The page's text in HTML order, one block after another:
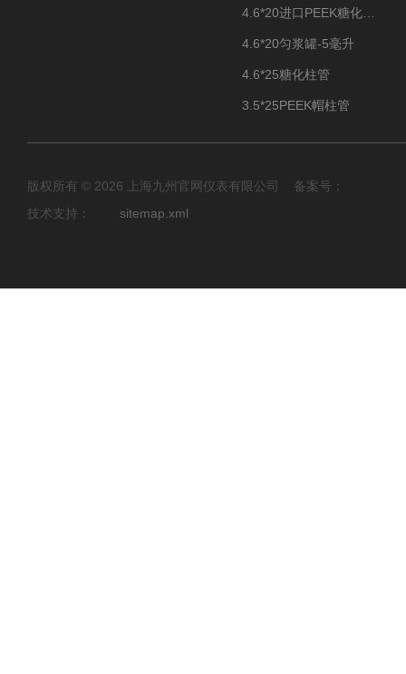
4.6*20匀浆罐-5毫升
4.6*25糖化柱管
3.5*25PEEK帽柱管
版权所有 © 2026 上海九州官网仪表有限公司 备案号：
技术支持： sitemap.xml